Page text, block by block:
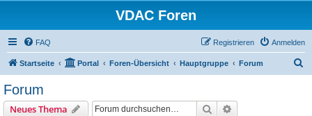
VDAC Foren
FAQ Anmelden
Registrieren
Startseite Portal Foren-Übersicht Hauptgruppe Forum
Forum
Neues Thema Suche